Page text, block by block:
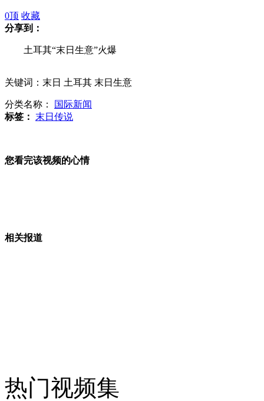
深圳一公司出新规 离婚即离职
土耳其“末日烈酒”生意火爆
山西运城恶犬咬伤多人 警民合力深夜将其击毙
外交部：反对强权政治霸凌主义
0顶 收藏
分享到：
土耳其“末日生意”火爆
关键词：末日 土耳其 末日生意
分类名称：
国际新闻
标签：
末日传说
您看完该视频的心情
相关报道
热门视频集